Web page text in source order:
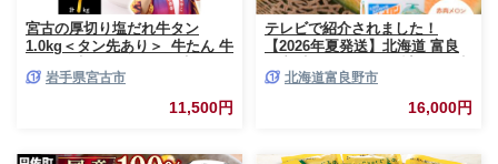
宮古の厚切り塩だれ牛タン
1.0kg＜タン先あり＞_牛たん 牛
厚切り牛タン【1181948】
岩手県宮古市
11,500円
テレビで紹介されました！
【2026年夏発送】北海道 富良
上 大玉サイズ メロン
北海道富良野市
16,000円